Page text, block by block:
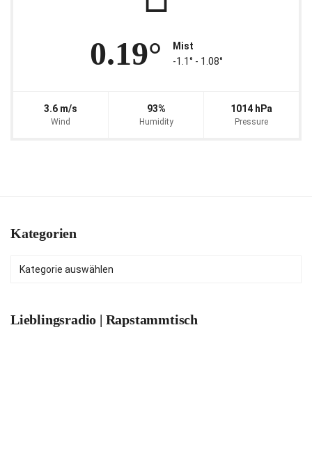
0.19°
Mist
-1.1° ‐ 1.08°
3.6 m/s
Wind
93%
Humidity
1014 hPa
Pressure
Kategorien
Lieblingsradio | Rapstammtisch